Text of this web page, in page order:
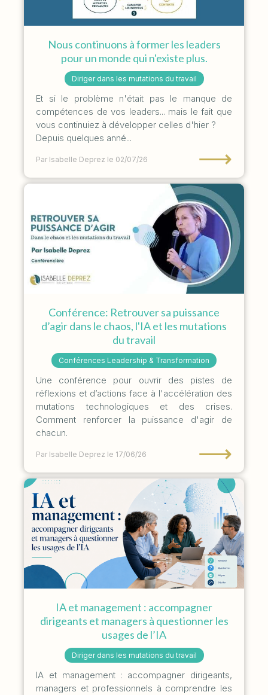
Nous continuons à former les leaders
pour un monde qui n'existe plus.
Diriger dans les mutations du travail
Et si le problème n'était pas le manque de
compétences de vos leaders... mais le fait que
vous continuiez à développer celles d'hier ?
Depuis quelques anné...
Par Isabelle Deprez le 02/07/26 ⟶
Conférence: Retrouver sa puissance
d’agir dans le chaos, l'IA et les mutations
du travail
Conférences Leadership & Transformation
Une conférence pour ouvrir des pistes de
réflexions et d’actions face à l'accélération des
mutations technologiques et des crises.
Comment renforcer la puissance d'agir de
chacun.
Par Isabelle Deprez le 17/06/26 ⟶
IA et management : accompagner
dirigeants et managers à questionner les
usages de l’IA
Diriger dans les mutations du travail
IA et management : accompagner dirigeants,
managers et professionnels à comprendre les